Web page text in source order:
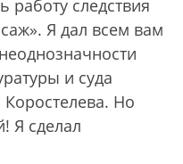
работу следствия
Я дал всем вам
и суда
Но
Я сделал